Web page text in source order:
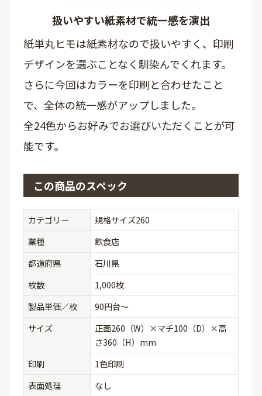
扱いやすい紙素材で統一感を演出
紙単丸ヒモは紙素材なので扱いやすく、印刷
デザインを選ぶことなく馴染んでくれます。
さらに今回はカラーを印刷と合わせたこと
で、全体の統一感がアップしました。
全24色からお好みでお選びいただくことが可
能です。
この商品のスペック
カテゴリー
規格サイズ260
業種
飲食店
都道府県
石川県
枚数
1,000枚
製品単価／枚
90円台〜
サイズ
正面260（W）×マチ100（D）×高
さ360（H）mm
印刷
1色印刷
表面処理
なし